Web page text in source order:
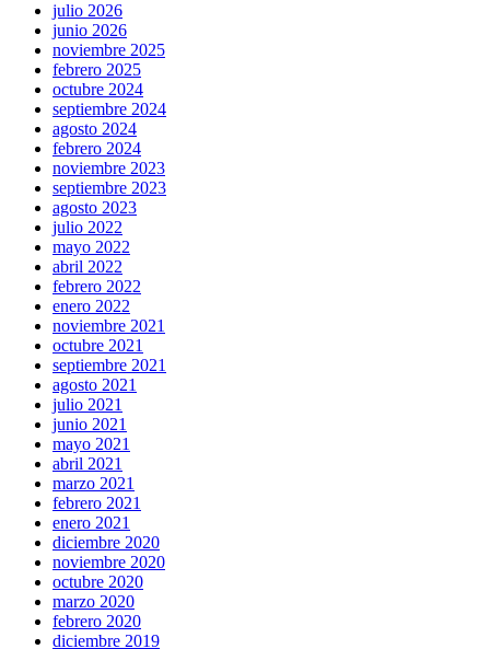
julio 2026
junio 2026
noviembre 2025
febrero 2025
octubre 2024
septiembre 2024
agosto 2024
febrero 2024
noviembre 2023
septiembre 2023
agosto 2023
julio 2022
mayo 2022
abril 2022
febrero 2022
enero 2022
noviembre 2021
octubre 2021
septiembre 2021
agosto 2021
julio 2021
junio 2021
mayo 2021
abril 2021
marzo 2021
febrero 2021
enero 2021
diciembre 2020
noviembre 2020
octubre 2020
marzo 2020
febrero 2020
diciembre 2019